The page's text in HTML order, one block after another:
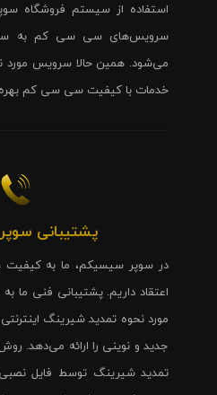
استفاده از سیستم فروشگاه
سرویس‌های سی سی کم به
می‌شود. همین حالا سرویس مورد
خدمات با کیفیت سی سی کم
پشتیبانی
در سوپر سیسیکم، ما به
اعتقاد داریم. پشتیبانی فنی ما
مورد نحوه تمدید شیرینگ
جدید و نوینی را ارائه می‌دهد.
تمدید شیرینگ توسط فایل